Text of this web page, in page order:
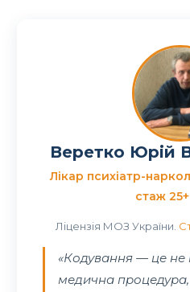
Веретко Юрій
Лікар психіатр-
стаж
Ліцензія МОЗ України.
«Кодування — це не
медична